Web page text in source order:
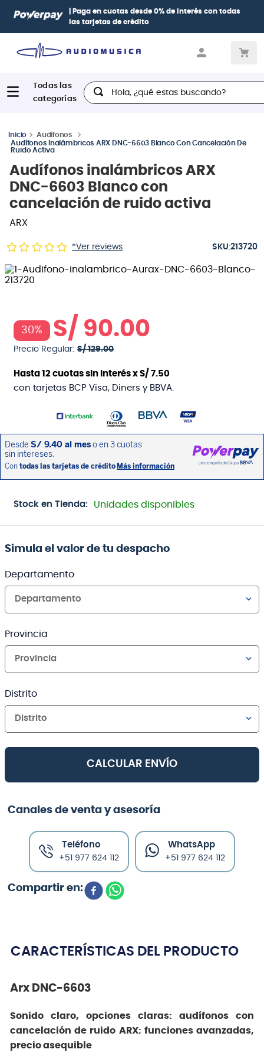
Paga conhasta 12 cuotas sin interesescon tarjetasBCP Visa,
Diners, BBVA e Interbank
Hola, ¿qué estas buscando?
Audífonos
Audífonos Inalámbricos ARX DNC-6603 Blanco Con Cancelación De
Ruido Activa
Audífonos inalámbricos ARX
DNC-6603 Blanco con
cancelación de ruido activa
ARX
*Ver reviews :213720
30% S/ 90.00
Precio Regular: S/ 129.00
Hasta12 cuotas sin interés xS/ 7.50
con tarjetas BCP Visa, Diners y BBVA.
Stock en Tienda: Unidades disponibles
Simula el valor de tu despacho
Departamento
Departamento
Provincia
Provincia
Distrito
Distrito
CALCULAR ENVÍO
Canales de venta y asesoría
Teléfono
+51 977 624 112
WhatsApp
+51 977 624 112
CARACTERÍSTICAS DEL PRODUCTO
Arx DNC-6603
Sonido claro, opciones claras: audífonos con
cancelación de ruido ARX: funciones avanzadas,
precio asequible